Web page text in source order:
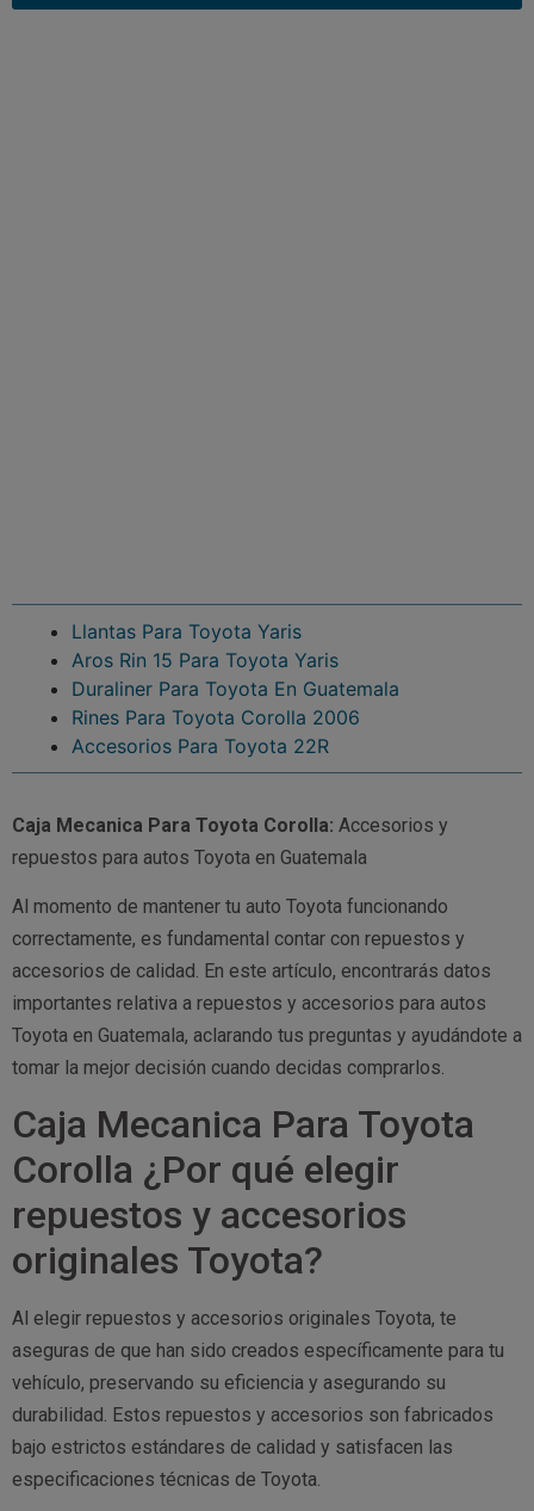
Llantas Para Toyota Yaris
Aros Rin 15 Para Toyota Yaris
Duraliner Para Toyota En Guatemala
Rines Para Toyota Corolla 2006
Accesorios Para Toyota 22R
Caja Mecanica Para Toyota Corolla: Accesorios y
repuestos para autos Toyota en Guatemala
Al momento de mantener tu auto Toyota funcionando
correctamente, es fundamental contar con repuestos y
accesorios de calidad. En este artículo, encontrarás datos
importantes relativa a repuestos y accesorios para autos
Toyota en Guatemala, aclarando tus preguntas y ayudándote a
tomar la mejor decisión cuando decidas comprarlos.
Caja Mecanica Para Toyota
Corolla ¿Por qué elegir
repuestos y accesorios
originales Toyota?
Al elegir repuestos y accesorios originales Toyota, te
aseguras de que han sido creados específicamente para tu
vehículo, preservando su eficiencia y asegurando su
durabilidad. Estos repuestos y accesorios son fabricados
bajo estrictos estándares de calidad y satisfacen las
especificaciones técnicas de Toyota.